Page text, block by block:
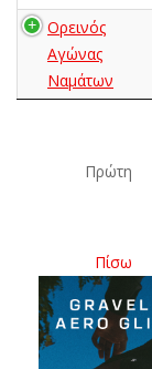
Ορεινός
Αγώνας
Ναμάτων
Πρώτη
Πίσω